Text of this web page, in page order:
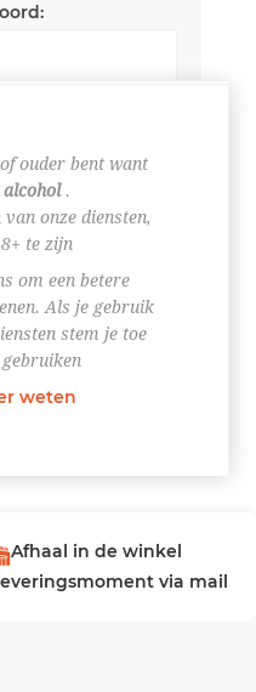
Afhaal in de winkel
via mail
ouder bent want
alcohol.
onze diensten,
te zijn
om een betere
Als je gebruik
stem je toe
weten